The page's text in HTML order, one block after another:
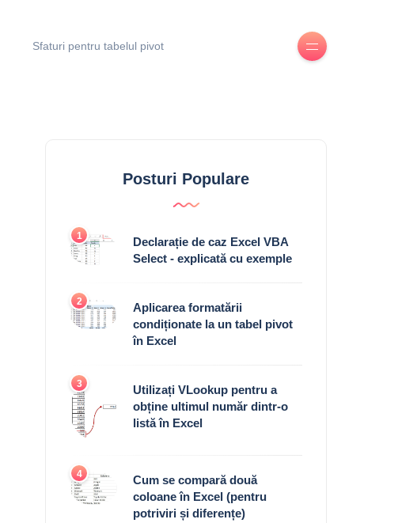
Sfaturi pentru tabelul pivot
Posturi Populare
1
Declarație de caz Excel VBA
Select - explicată cu exemple
2
Aplicarea formatării
condiționate la un tabel pivot
în Excel
3
Utilizați VLookup pentru a
obține ultimul număr dintr-o
listă în Excel
4
Cum se compară două
coloane în Excel (pentru
potriviri și diferențe)